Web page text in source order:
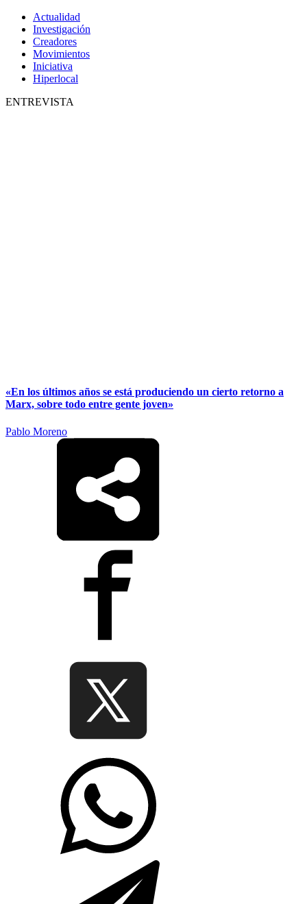
Actualidad
Investigación
Creadores
Movimientos
Iniciativa
Hiperlocal
ENTREVISTA
«En los últimos años se está produciendo un cierto retorno a
Marx, sobre todo entre gente joven»
Pablo Moreno